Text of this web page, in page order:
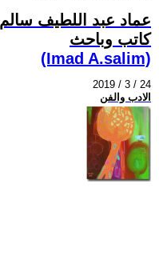
عماد عبد اللطيف سالم
كاتب وباحث
(Imad A.salim)
2019 / 3 / 24
الادب والفن